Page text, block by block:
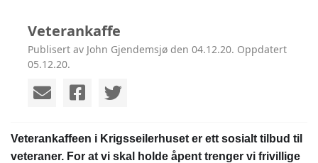
Veterankaffe
Publisert av John Gjendemsjø den 04.12.20. Oppdatert
05.12.20.
Veterankaffeen i Krigsseilerhuset er ett sosialt tilbud til
veteraner. For at vi skal holde åpent trenger vi frivillige